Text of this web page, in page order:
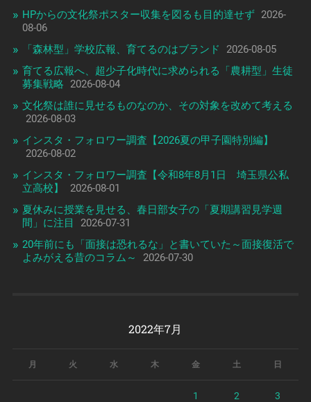
HPからの文化祭ポスター収集を図るも目的達せず 2026-
08-06
「森林型」学校広報、育てるのはブランド
2026-08-05
育てる広報へ、超少子化時代に求められる「農耕型」生徒
募集戦略
2026-08-04
文化祭は誰に見せるものなのか、その対象を改めて考える
2026-08-03
インスタ・フォロワー調査【2026夏の甲子園特別編】
2026-08-02
インスタ・フォロワー調査【令和8年8月1日 埼玉県公私
立高校】
2026-08-01
夏休みに授業を見せる、春日部女子の「夏期講習見学週
間」に注目
2026-07-31
20年前にも「面接は恐れるな」と書いていた～面接復活で
よみがえる昔のコラム～
2026-07-30
2022年7月
月 火 水 木 金 土 日
1 2 3